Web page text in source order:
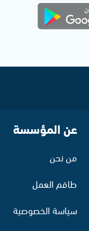
عن المؤسسة
من نحن
طاقم العمل
سياسة الخصوصية